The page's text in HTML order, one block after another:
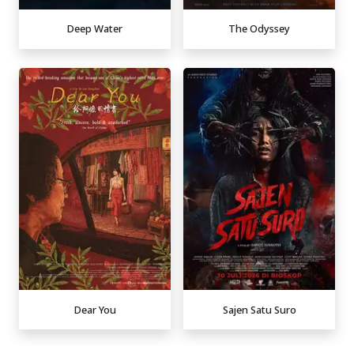
Deep Water The Odyssey
Dear You Sajen Satu Suro